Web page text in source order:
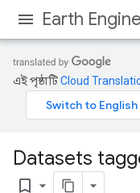
Earth
এই পৃষ্ঠাটিCloud
Datasets
bookmark_border